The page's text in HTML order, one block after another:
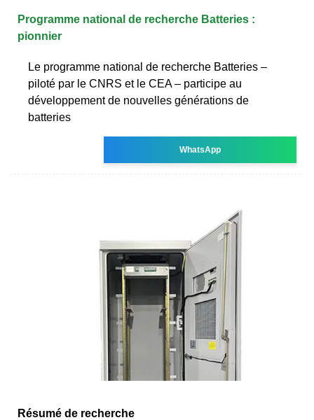
Programme national de recherche Batteries :
pionnier
Le programme national de recherche Batteries –
piloté par le CNRS et le CEA – participe au
développement de nouvelles générations de
batteries
WhatsApp
Résumé de recherche